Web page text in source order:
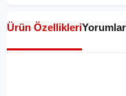
Ürün ÖzellikleriYorumlar